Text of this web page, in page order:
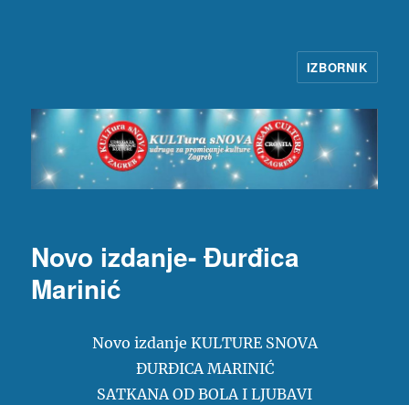
IZBORNIK
Novo izdanje- Đurđica
Marinić
Novo izdanje KULTURE SNOVA
ĐURĐICA MARINIĆ
SATKANA OD BOLA I LJUBAVI